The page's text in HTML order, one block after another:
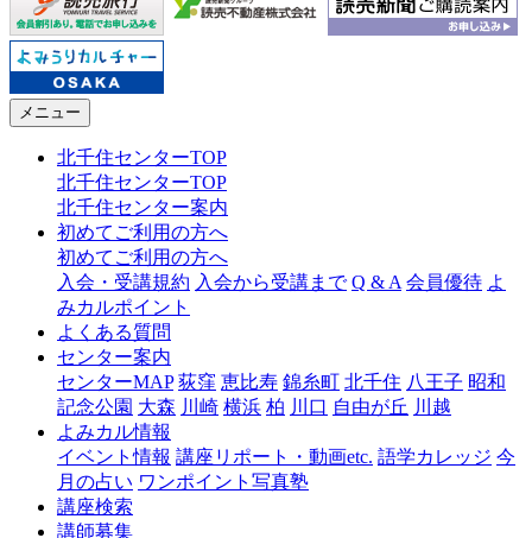
メニュー
北千住センターTOP
北千住センターTOP
北千住センター案内
初めてご利用の方へ
初めてご利用の方へ
入会・受講規約 入会から受講まで Q & A 会員優待 よ
みカルポイント
よくある質問
センター案内
センターMAP 荻窪 恵比寿 錦糸町 北千住 八王子 昭和
記念公園 大森 川崎 横浜 柏 川口 自由が丘 川越
よみカル情報
イベント情報 講座リポート・動画etc. 語学カレッジ 今
月の占い ワンポイント写真塾
講座検索
講師募集